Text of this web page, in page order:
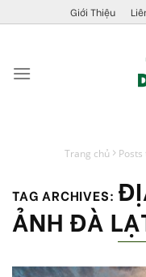
to
Giới Thiệu
Trang chủ
TAG ARCHIVES:
ẢNH ĐÀ